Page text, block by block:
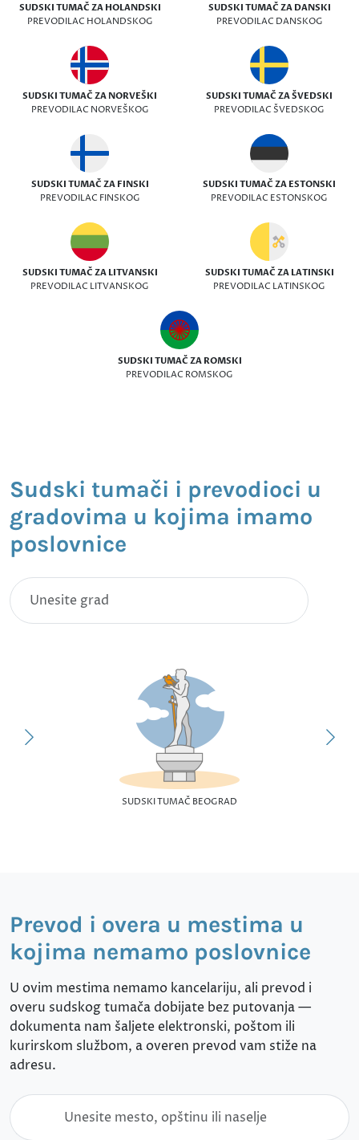
SUDSKI TUMAČ ZA HOLANDSKI
PREVODILAC HOLANDSKOG
SUDSKI TUMAČ ZA DANSKI
PREVODILAC DANSKOG
SUDSKI TUMAČ ZA NORVEŠKI
PREVODILAC NORVEŠKOG
SUDSKI TUMAČ ZA ŠVEDSKI
PREVODILAC ŠVEDSKOG
SUDSKI TUMAČ ZA FINSKI
PREVODILAC FINSKOG
SUDSKI TUMAČ ZA ESTONSKI
PREVODILAC ESTONSKOG
SUDSKI TUMAČ ZA LITVANSKI
PREVODILAC LITVANSKOG
SUDSKI TUMAČ ZA LATINSKI
PREVODILAC LATINSKOG
SUDSKI TUMAČ ZA ROMSKI
PREVODILAC ROMSKOG
Sudski tumači i prevodioci u
gradovima u kojima imamo
poslovnice
SUDSKI TUMAČ BEOGRAD
Prevod i overa u mestima u
kojima nemamo poslovnice
U ovim mestima nemamo kancelariju, ali prevod i
overu sudskog tumača dobijate bez putovanja —
dokumenta nam šaljete elektronski, poštom ili
kurirskom službom, a overen prevod vam stiže na
adresu.